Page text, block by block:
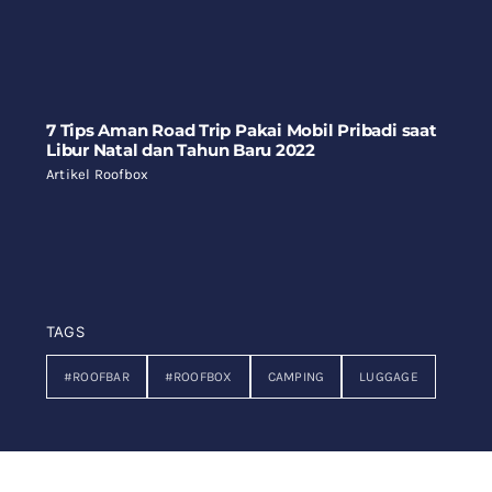
7 Tips Aman Road Trip Pakai Mobil Pribadi saat
Libur Natal dan Tahun Baru 2022
Artikel Roofbox
TAGS
#ROOFBAR #ROOFBOX CAMPING LUGGAGE